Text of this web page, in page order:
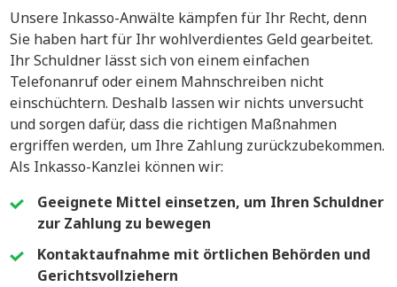
Unsere Inkasso-Anwälte kämpfen für Ihr Recht, denn
Sie haben hart für Ihr wohlverdientes Geld gearbeitet.
Ihr Schuldner lässt sich von einem einfachen
Telefonanruf oder einem Mahnschreiben nicht
einschüchtern. Deshalb lassen wir nichts unversucht
und sorgen dafür, dass die richtigen Maßnahmen
ergriffen werden, um Ihre Zahlung zurückzubekommen.
Als Inkasso-Kanzlei können wir:
Geeignete Mittel einsetzen, um Ihren Schuldner
zur Zahlung zu bewegen
Kontaktaufnahme mit örtlichen Behörden und
Gerichtsvollziehern